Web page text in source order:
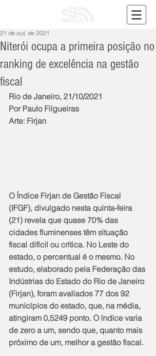
Niterói ocupa a primeira posição no
ranking de excelência na gestão
fiscal
21 de out. de 2021
Rio de Janeiro, 21/10/2021
Por Paulo Filgueiras
Arte: Firjan
O Índice Firjan de Gestão Fiscal
(IFGF), divulgado nesta quinta-feira
(21) revela que quase 70% das
cidades fluminenses têm situação
fiscal difícil ou crítica. No Leste do
estado, o percentual é o mesmo. No
estudo, elaborado pela Federação das
Indústrias do Estado do Rio de Janeiro
(Firjan), foram avaliados 77 dos 92
municípios do estado, que, na média,
atingiram 0,5249 ponto. O índice varia
de zero a um, sendo que, quanto mais
próximo de um, melhor a gestão fiscal.